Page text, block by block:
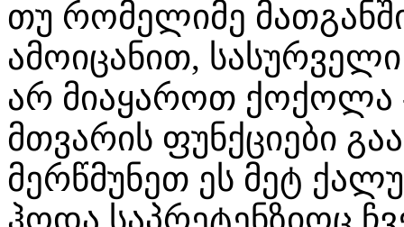
თუ რომელიმე
ამოიცანით,
არ მიაყაროთ ქოქოლა
მთვარის ფუნქციები
მერწმუნეთ ეს მეტ